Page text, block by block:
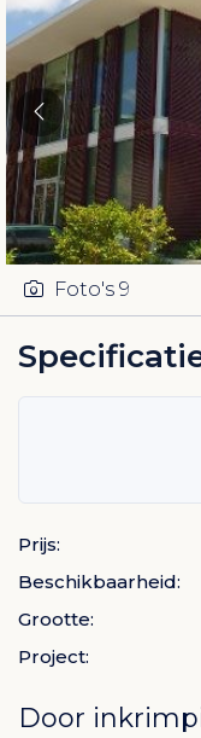
Foto's 9
Prijs:
Beschikbaarheid:
Grootte:
Project:
Door